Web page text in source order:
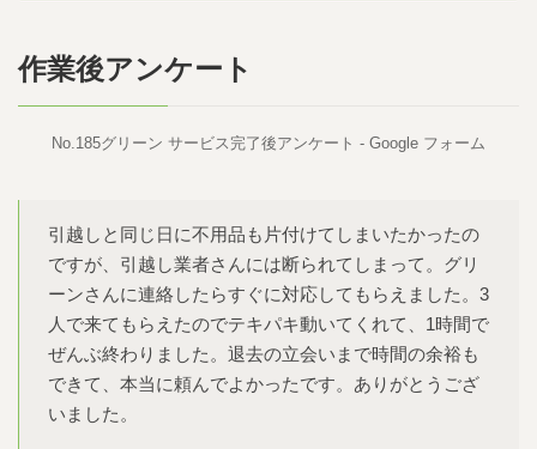
作業後アンケート
No.185グリーン サービス完了後アンケート - Google フォーム
引越しと同じ日に不用品も片付けてしまいたかったの
ですが、引越し業者さんには断られてしまって。グリ
ーンさんに連絡したらすぐに対応してもらえました。3
人で来てもらえたのでテキパキ動いてくれて、1時間で
ぜんぶ終わりました。退去の立会いまで時間の余裕も
できて、本当に頼んでよかったです。ありがとうござ
いました。